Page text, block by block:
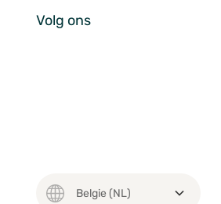
Volg ons